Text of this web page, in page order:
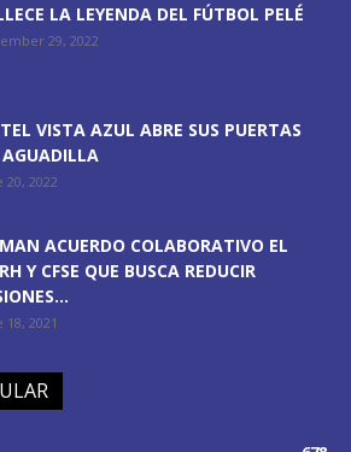
LA LEYENDA DEL FÚTBOL PELÉ
29, 2022
VISTA AZUL ABRE SUS PUERTAS
20, 2022
ACUERDO COLABORATIVO EL
Y CFSE QUE BUSCA REDUCIR
18, 2021